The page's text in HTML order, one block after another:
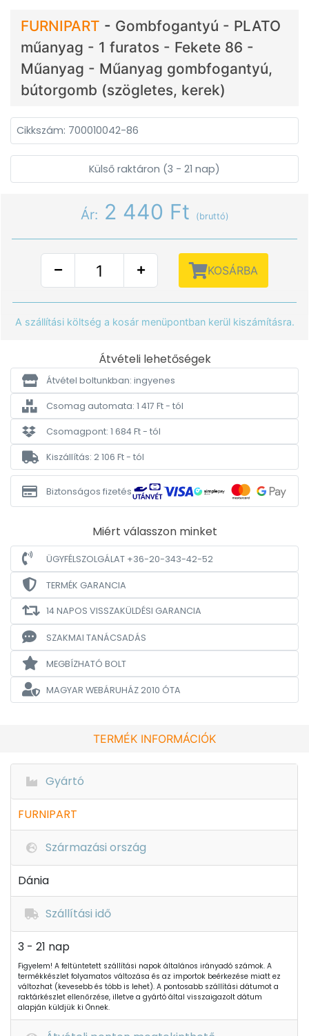
FURNIPART - Gombfogantyú - PLATO
műanyag - 1 furatos - Fekete 86 -
Műanyag - Műanyag gombfogantyú,
bútorgomb (szögletes, kerek)
Cikkszám: 700010042-86
Külső raktáron (3 - 21 nap)
Ár: 2 440 Ft (bruttó)
KOSÁRBA
A szállítási költség a kosár menüpontban kerül kiszámításra.
Átvételi lehetőségek
Átvétel boltunkban: ingyenes
Csomag automata: 1 417 Ft - tól
Csomagpont: 1 684 Ft - tól
Kiszállítás: 2 106 Ft - tól
Biztonságos fizetés
Miért válasszon minket
ÜGYFÉLSZOLGÁLAT +36-20-343-42-52
TERMÉK GARANCIA
14 NAPOS VISSZAKÜLDÉSI GARANCIA
SZAKMAI TANÁCSADÁS
MEGBÍZHATÓ BOLT
MAGYAR WEBÁRUHÁZ2010 ÓTA
TERMÉK INFORMÁCIÓK
Gyártó
FURNIPART
Származási ország
Dánia
Szállítási idő
3 - 21 nap
Figyelem! A feltüntetett szállítási napok általános irányadó számok. A
termékkészlet folyamatos változása és az importok beérkezése miatt ez
változhat (kevesebb és több is lehet). A pontosabb szállítási dátumot a
raktárkészlet ellenőrzése, illetve a gyártó által visszaigazolt dátum
alapján küldjük ki Önnek.